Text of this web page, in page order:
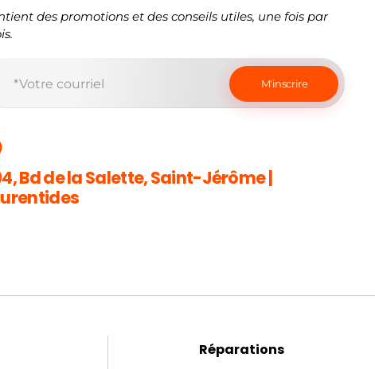
des promotions et des conseils utiles, une fois par
Bd de la Salette, Saint-Jérôme |
Réparations